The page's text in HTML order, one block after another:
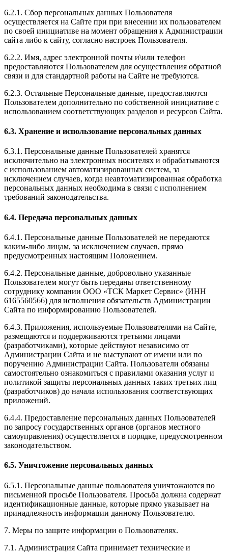
6.2.1. Сбор персональных данных Пользователя
осуществляется на Сайте при при внесении их пользователем
по своей инициативе на момент обращения к Администрации
сайта либо к сайту, согласно настроек Пользователя.
6.2.2. Имя, адрес электронной почты и\или телефон
предоставляются Пользователем для осуществления обратной
связи и для стандартной работы на Сайте не требуются.
6.2.3. Остальные Персональные данные, предоставляются
Пользователем дополнительно по собственной инициативе с
использованием соответствующих разделов и ресурсов Сайта.
6.3. Хранение и использование персональных данных
6.3.1. Персональные данные Пользователей хранятся
исключительно на электронных носителях и обрабатываются
с использованием автоматизированных систем, за
исключением случаев, когда неавтоматизированная обработка
персональных данных необходима в связи с исполнением
требований законодательства.
6.4. Передача персональных данных
6.4.1. Персональные данные Пользователей не передаются
каким-либо лицам, за исключением случаев, прямо
предусмотренных настоящим Положением.
6.4.2. Персональные данные, добровольно указанные
Пользователем могут быть переданы ответственному
сотруднику компании ООО «ТСК Маркет Сервис» (ИНН
6165560566) для исполнения обязательств Администрации
Сайта по информированию Пользователей.
6.4.3. Приложения, используемые Пользователями на Сайте,
размещаются и поддерживаются третьими лицами
(разработчиками), которые действуют независимо от
Администрации Сайта и не выступают от имени или по
поручению Администрации Сайта. Пользователи обязаны
самостоятельно ознакомиться с правилами оказания услуг и
политикой защиты персональных данных таких третьих лиц
(разработчиков) до начала использования соответствующих
приложений.
6.4.4. Предоставление персональных данных Пользователей
по запросу государственных органов (органов местного
самоуправления) осуществляется в порядке, предусмотренном
законодательством.
6.5. Уничтожение персональных данных
6.5.1. Персональные данные пользователя уничтожаются по
письменной просьбе Пользователя. Просьба должна содержат
идентификационные данные, которые прямо указывает на
принадлежность информации данному Пользователю.
7. Меры по защите информации о Пользователях.
7.1. Администрация Сайта принимает технические и